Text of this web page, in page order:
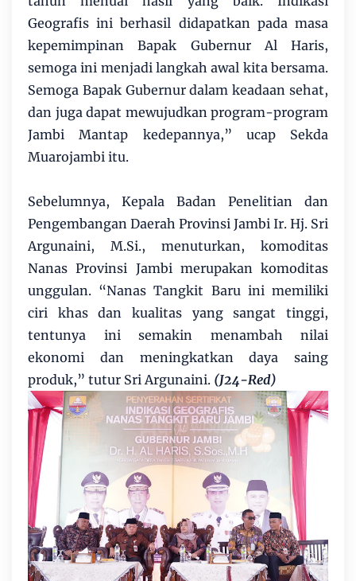
Geografis ini berhasil didapatkan pada masa
kepemimpinan Bapak Gubernur Al Haris,
semoga ini menjadi langkah awal kita bersama.
Semoga Bapak Gubernur dalam keadaan sehat,
dan juga dapat mewujudkan program-program
Jambi Mantap kedepannya,” ucap Sekda
Muarojambi itu.
Sebelumnya, Kepala Badan Penelitian dan
Pengembangan Daerah Provinsi Jambi Ir. Hj. Sri
Argunaini, M.Si., menuturkan, komoditas
Nanas Provinsi Jambi merupakan komoditas
unggulan. “Nanas Tangkit Baru ini memiliki
ciri khas dan kualitas yang sangat tinggi,
tentunya ini semakin menambah nilai
ekonomi dan meningkatkan daya saing
produk,” tutur Sri Argunaini. (J24-Red)